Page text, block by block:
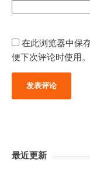
在此浏览器中保
便下次评论时使用。
最近更新